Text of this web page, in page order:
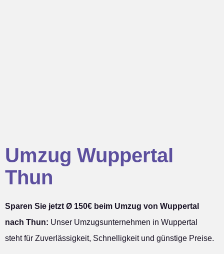
Umzug Wuppertal
Thun
Sparen Sie jetzt Ø 150€ beim Umzug von Wuppertal
nach Thun: Unser Umzugsunternehmen in Wuppertal
steht für Zuverlässigkeit, Schnelligkeit und günstige Preise.